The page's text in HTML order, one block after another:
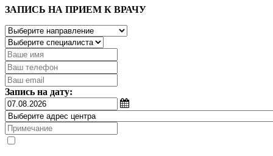
ЗАПИСЬ НА ПРИЕМ К ВРАЧУ
Запись на дату: